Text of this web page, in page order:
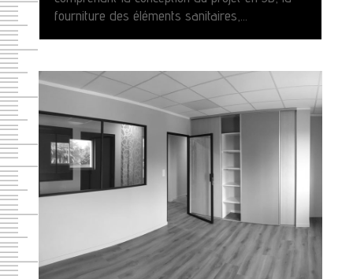
fourniture des éléments sanitaires,...